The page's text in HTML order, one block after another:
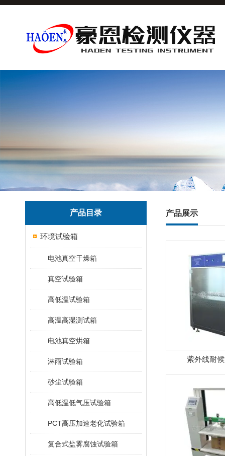
产品目录
环境试验箱
电池真空干燥箱
真空试验箱
高低温试验箱
高温高湿测试箱
电池真空烘箱
淋雨试验箱
砂尘试验箱
高低温低气压试验箱
PCT高压加速老化试验箱
复合式盐雾腐蚀试验箱
产品展示
紫外线耐